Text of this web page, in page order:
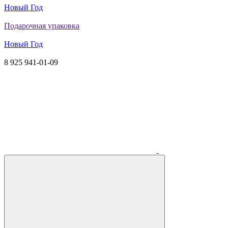
Новый Год
Подарочная упаковка
Новый Год
8 925 941-01-09